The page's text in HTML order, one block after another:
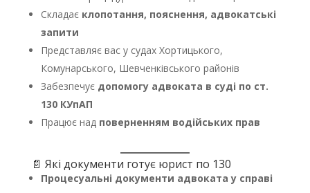
Складає клопотання, пояснення, адвокатські
запити
Представляє вас у судах Хортицького,
Комунарського, Шевченківського районів
Забезпечує допомогу адвоката в суді по ст.
130 КУпАП
Працює над поверненням водійських прав
📄 Які документи готує юрист по 130
Процесуальні документи адвоката у справі